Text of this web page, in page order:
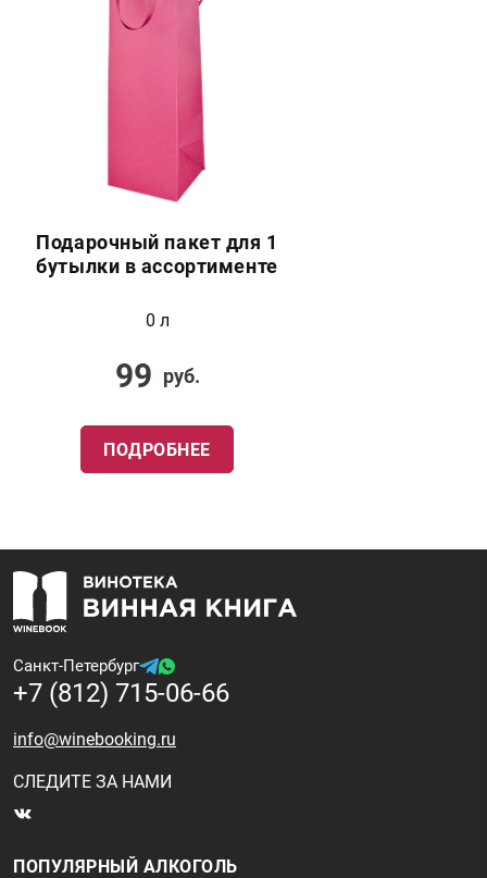
Подарочный пакет для 1
бутылки в ассортименте
0 л
99 руб.
ПОДРОБНЕЕ
Санкт-Петербург
+7 (812) 715-06-66
info@winebooking.ru
СЛЕДИТЕ ЗА НАМИ
ПОПУЛЯРНЫЙ АЛКОГОЛЬ